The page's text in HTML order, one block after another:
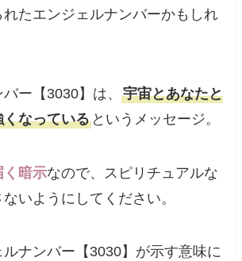
たエンジェルナンバーかもしれ
ー【3030】は、宇宙とあなたと
なっている というメッセージ。
く暗示なので、スピリチュアルな
いようにしてください。
ナンバー【3030】が示す意味に